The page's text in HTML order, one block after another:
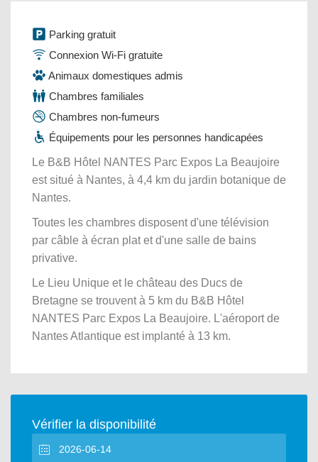
Parking gratuit
Connexion Wi-Fi gratuite
Animaux domestiques admis
Chambres familiales
Chambres non-fumeurs
Équipements pour les personnes handicapées
Le B&B Hôtel NANTES Parc Expos La Beaujoire
est situé à Nantes, à 4,4 km du jardin botanique de
Nantes.
Toutes les chambres disposent d'une télévision
par câble à écran plat et d'une salle de bains
privative.
Le Lieu Unique et le château des Ducs de
Bretagne se trouvent à 5 km du B&B Hôtel
NANTES Parc Expos La Beaujoire. L'aéroport de
Nantes Atlantique est implanté à 13 km.
Vérifier la disponibilité